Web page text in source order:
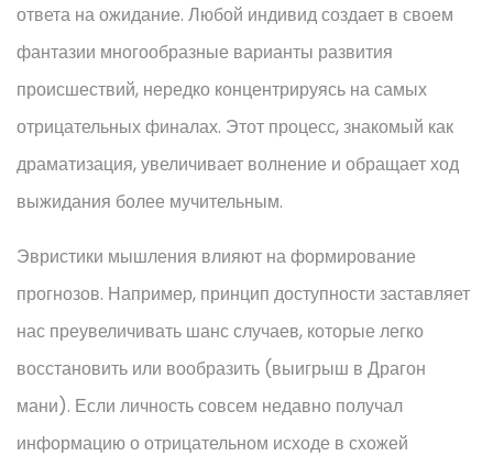
ответа на ожидание. Любой индивид создает в своем
фантазии многообразные варианты развития
происшествий, нередко концентрируясь на самых
отрицательных финалах. Этот процесс, знакомый как
драматизация, увеличивает волнение и обращает ход
выжидания более мучительным.
Эвристики мышления влияют на формирование
прогнозов. Например, принцип доступности заставляет
нас преувеличивать шанс случаев, которые легко
восстановить или вообразить (выигрыш в Драгон
мани). Если личность совсем недавно получал
информацию о отрицательном исходе в схожей